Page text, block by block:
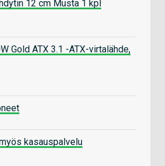
12 cm Musta 1 kpl
Gold ATX 3.1 -ATX-virtalähde,
kasauspalvelu